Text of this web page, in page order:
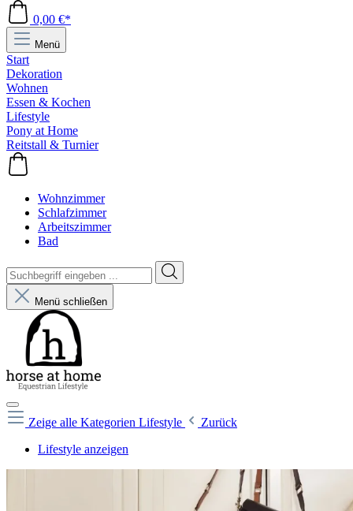
0,00 €*
Menü
Start
Dekoration
Wohnen
Essen & Kochen
Lifestyle
Pony at Home
Reitstall & Turnier
Wohnzimmer
Schlafzimmer
Arbeitszimmer
Bad
Menü schließen
Zeige alle Kategorien Lifestyle
Zurück
Lifestyle anzeigen